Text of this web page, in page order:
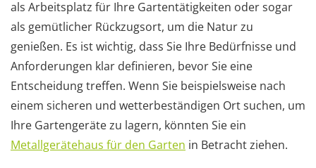
als Arbeitsplatz für Ihre Gartentätigkeiten oder sogar
als gemütlicher Rückzugsort, um die Natur zu
genießen. Es ist wichtig, dass Sie Ihre Bedürfnisse und
Anforderungen klar definieren, bevor Sie eine
Entscheidung treffen. Wenn Sie beispielsweise nach
einem sicheren und wetterbeständigen Ort suchen, um
Ihre Gartengeräte zu lagern, könnten Sie ein
Metallgerätehaus für den Garten in Betracht ziehen.